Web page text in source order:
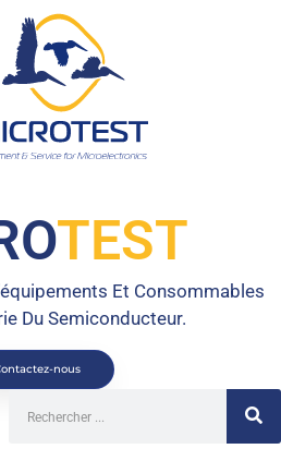
TEST
Et Consommables
Du Semiconducteur.
nous